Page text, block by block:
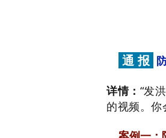
通 报
详情： “发
的视频。你